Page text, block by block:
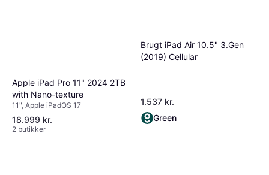
Apple iPad Pro 11" 2024 2TB
with Nano-texture
11", Apple iPadOS 17
18.999 kr.
2 butikker
Brugt iPad Air 10.5" 3.Gen
(2019) Cellular
1.537 kr.
Green